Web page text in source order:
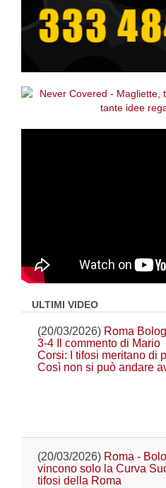
ULTIMI VIDEO
(20/03/2026) Roma
3-4 Il commento di Mario
Corsi: I tifosi meritano di
Così non si può andare
(20/03/2026) Roma -
vincono solo la Curva
tifosi della Roma